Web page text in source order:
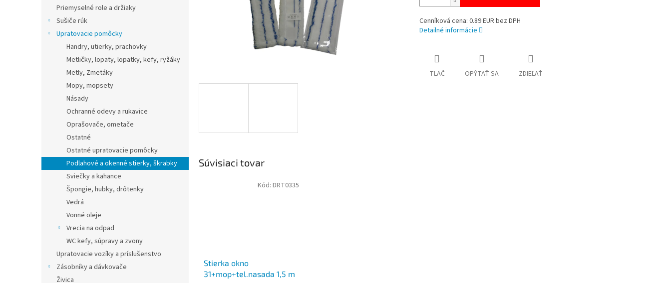
Priemyselné role a držiaky
Sušiče rúk
Upratovacie pomôcky
Handry, utierky, prachovky
Metličky, lopaty, lopatky, kefy, ryžáky
Metly, Zmetáky
Mopy, mopsety
Násady
Ochranné odevy a rukavice
Oprašovače, ometače
Ostatné
Ostatné upratovacie pomôcky
Podlahové a okenné stierky, škrabky
Sviečky a kahance
Špongie, hubky, drôtenky
Vedrá
Vonné oleje
Vrecia na odpad
WC kefy, súpravy a zvony
Upratovacie vozíky a príslušenstvo
Zásobníky a dávkovače
Živica
Cenníková cena: 0.89 EUR bez DPH
Detailné informácie
TLAČ OPÝTAŤ SA ZDIEĽAŤ
Súvisiaci tovar
Stierka okno
31+mop+tel.nasada 1,5 m
Kód: DRT0335